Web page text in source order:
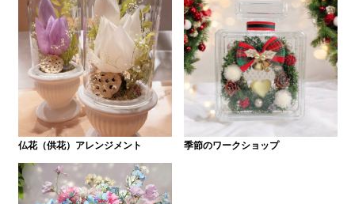
仏花（供花）アレンジメント 季節のワークショップ